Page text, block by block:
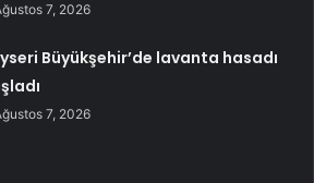
7, 2026
Büyükşehir’de lavanta hasadı
7, 2026